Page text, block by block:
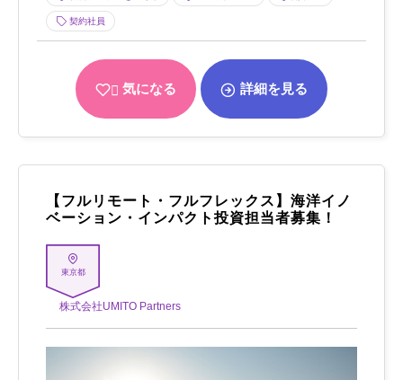
契約社員
気になる 詳細を見る
【フルリモート・フルフレックス】海洋イノ
ベーション・インパクト投資担当者募集！
東京都
株式会社UMITO Partners